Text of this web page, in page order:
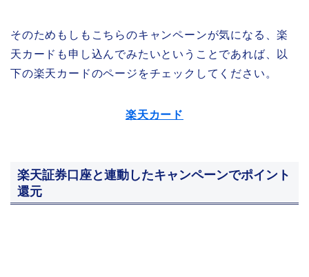
そのためもしもこちらのキャンペーンが気になる、楽
天カードも申し込んでみたいということであれば、以
下の楽天カードのページをチェックしてください。
楽天カード
楽天証券口座と連動したキャンペーンでポイント
還元